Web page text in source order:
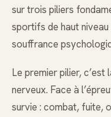
sur trois piliers
sportifs de haut
souffrance
Le premier pilier,
nerveux. Face à
survie : combat, fuite,